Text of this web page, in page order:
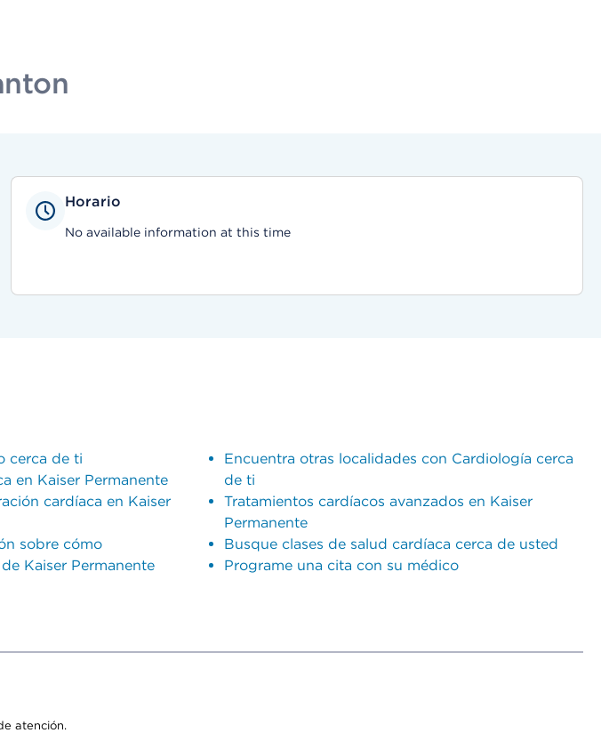
Horario
No available information at this time
cerca de ti
en Kaiser Permanente
cardíaca en Kaiser
sobre cómo
Kaiser Permanente
Encuentra otras localidades con Cardiología cerca
de ti
Tratamientos cardíacos avanzados en Kaiser
Permanente
Busque clases de salud cardíaca cerca de usted
Programe una cita con su médico
atención.